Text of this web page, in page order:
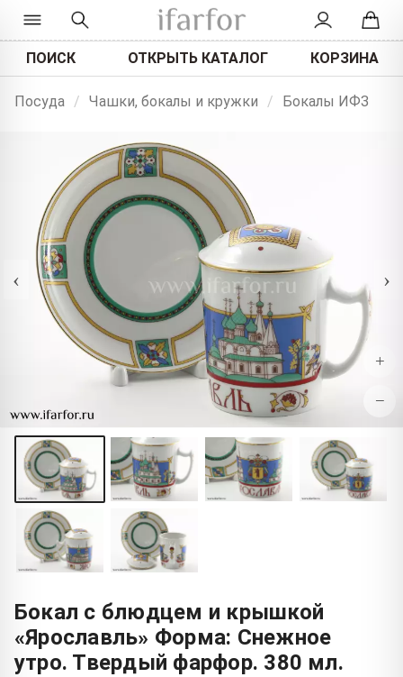
ПОИСК ОТКРЫТЬ КАТАЛОГ КОРЗИНА
Посуда / Чашки, бокалы и кружки / Бокалы ИФЗ
‹ ›
+
−
Бокал с блюдцем и крышкой
«Ярославль» Форма: Снежное
утро. Твердый фарфор. 380 мл.